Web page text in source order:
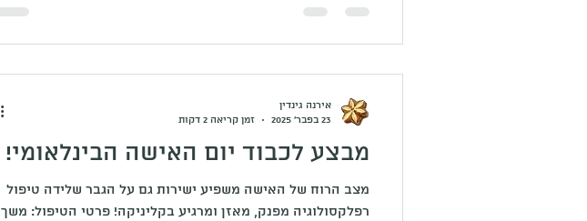
מבצע לכבוד יום האישה הבינלאומי!
מצב הרוח של האישה משפיע ישירות גם על הגבר שלידה טיפול
רפלקסולוגיה מפנק, מאזן ומרגיע בקליניקה! פרטי הטיפול: משך
אירנה גינדין
23 בפבר׳ 2025
זמן קריאה 2 דקות